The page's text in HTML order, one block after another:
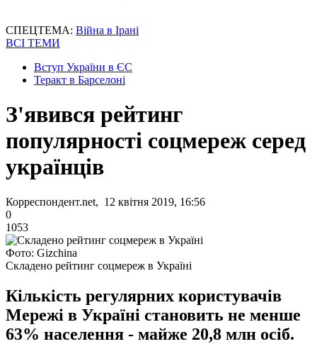
СПЕЦТЕМА: Війна в Ірані
ВСІ ТЕМИ
Вступ України в ЄС
Теракт в Барселоні
З'явився рейтинг
популярності соцмереж серед
українців
Корреспондент.net, 12 квітня 2019, 16:56
0
1053
Фото: Gizchina
Складено рейтинг соцмереж в Україні
Кількість регулярних користувачів
Мережі в Україні становить не менше
63% населення - майже 20,8 млн осіб.